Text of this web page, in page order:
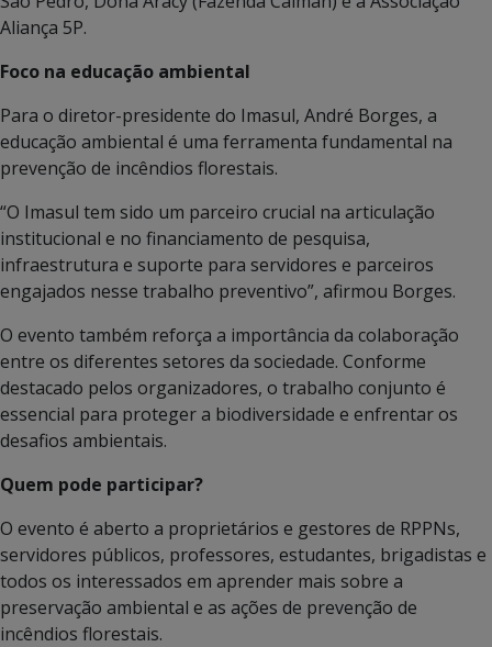
Aliança 5P.
Foco na educação ambiental
Para o diretor-presidente do Imasul, André Borges, a
educação ambiental é uma ferramenta fundamental na
prevenção de incêndios florestais.
“O Imasul tem sido um parceiro crucial na articulação
institucional e no financiamento de pesquisa,
infraestrutura e suporte para servidores e parceiros
engajados nesse trabalho preventivo”, afirmou Borges.
O evento também reforça a importância da colaboração
entre os diferentes setores da sociedade. Conforme
destacado pelos organizadores, o trabalho conjunto é
essencial para proteger a biodiversidade e enfrentar os
desafios ambientais.
Quem pode participar?
O evento é aberto a proprietários e gestores de RPPNs,
servidores públicos, professores, estudantes, brigadistas e
todos os interessados em aprender mais sobre a
preservação ambiental e as ações de prevenção de
incêndios florestais.